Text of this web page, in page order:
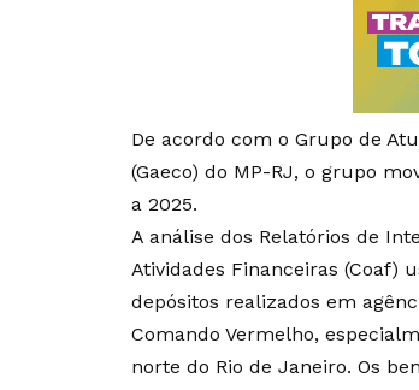
De acordo com o Grupo de
(Gaeco) do MP-RJ, o grupo
a 2025.
A análise dos Relatórios de
Atividades Financeiras (Coaf)
depósitos realizados em
Comando Vermelho,
norte do Rio de Janeiro. Os